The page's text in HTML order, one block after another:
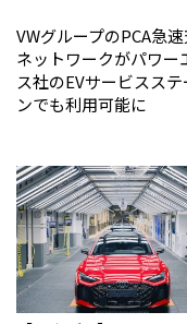
VWグループのPCA急
ネットワークがパワー
ス社のEVサービスステ
ンでも利用可能に